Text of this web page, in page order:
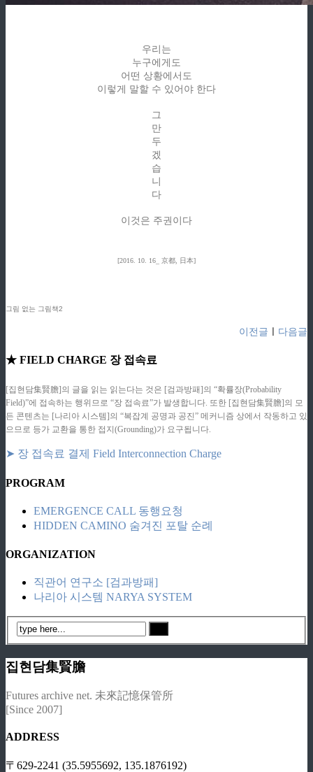
우리는
누구에게도
어떤 상황에서도
이렇게 말할 수 있어야 한다
그
만
두
겠
습
니
다
이것은 주권이다
[2016. 10. 16_ 京都, 日本]
그림 없는 그림책2
이전글 다음글
★ FIELD CHARGE 장 접속료
[집현담集賢膽]의 글을 읽는 읽는다는 것은 [검과방패]의 “확률장(Probability
Field)”에 접속하는 행위므로 “장 접속료”가 발생합니다. 또한 [집현담集賢膽]의 모
든 콘텐츠는 [나리아 시스템]의 “복잡계 공명과 공진” 메커니즘 상에서 작동하고 있
으므로 등가 교환을 통한 접지(Grounding)가 요구됩니다.
➤ 장 접속료 결제 Field Interconnection Charge
PROGRAM
EMERGENCE CALL 동행요청
HIDDEN CAMINO 숨겨진 포탈 순례
ORGANIZATION
직관어 연구소 [검과방패]
나리아 시스템 NARYA SYSTEM
집현담集賢膽
Futures archive net. 未來記憶保管所
[Since 2007]
ADDRESS
〒629-2241 (35.5955692, 135.1876192)